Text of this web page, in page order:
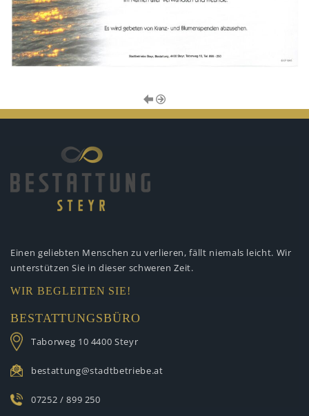
Einen geliebten Menschen zu verlieren, fällt niemals leicht. Wir
unterstützen Sie in dieser schweren Zeit.
WIR BEGLEITEN SIE!
BESTATTUNGSBÜRO
Taborweg 10 4400 Steyr
bestattung@stadtbetriebe.at
07252 / 899 250